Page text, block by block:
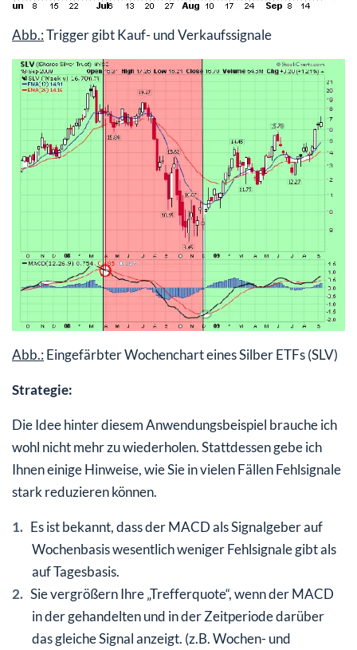
Abb.:Trigger gibt Kauf- und Verkaufssignale
Abb.: Eingefärbter Wochenchart eines Silber ETFs (SLV)
Strategie:
Die Idee hinter diesem Anwendungsbeispiel brauche ich
wohl nicht mehr zu wiederholen. Stattdessen gebe ich
Ihnen einige Hinweise, wie Sie in vielen Fällen Fehlsignale
stark reduzieren können.
Es ist bekannt, dass der MACD als Signalgeber auf
Wochenbasis wesentlich weniger Fehlsignale gibt als
auf Tagesbasis.
Sie vergrößern Ihre „Trefferquote“, wenn der MACD
in der gehandelten und in der Zeitperiode darüber
das gleiche Signal anzeigt. (z.B. Wochen- und